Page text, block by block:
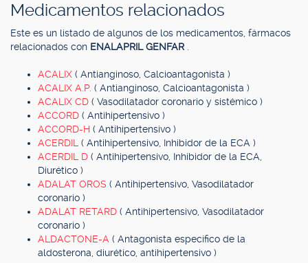
Medicamentos relacionados
Este es un listado de algunos de los medicamentos, fármacos
relacionados con ENALAPRIL GENFAR
ACALIX ( Antianginoso, Calcioantagonista )
ACALIX A.P. ( Antianginoso, Calcioantagonista )
ACALIX CD ( Vasodilatador coronario y sistémico )
ACCORD ( Antihipertensivo )
ACCORD-H ( Antihipertensivo )
ACERDIL ( Antihipertensivo, Inhibidor de la ECA )
ACERDIL D ( Antihipertensivo, Inhibidor de la ECA,
Diurético )
ADALAT OROS ( Antihipertensivo, Vasodilatador
coronario )
ADALAT RETARD ( Antihipertensivo, Vasodilatador
coronario )
ALDACTONE-A ( Antagonista específico de la
aldosterona, diurético, antihipertensivo )